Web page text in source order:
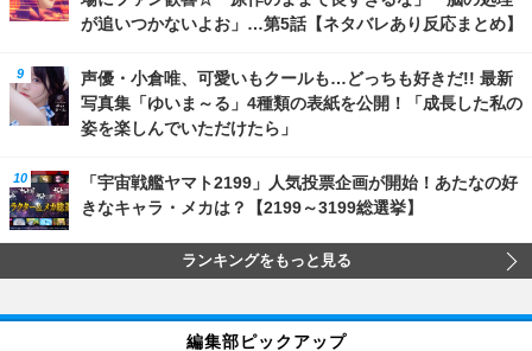
が追いつかないよお」…第5話【ネタバレあり反応まとめ】
声優・小倉唯、可愛いもクールも…どっちも好きだ!! 最新
写真集「ゆいま～る」4種類の表紙を公開！「成長した私の
姿を楽しんでいただけたら」
「宇宙戦艦ヤマト2199」人気投票企画が開始！あたなの好
きなキャラ・メカは？【2199～3199総選挙】
ランキングをもっと見る
編集部ピックアップ